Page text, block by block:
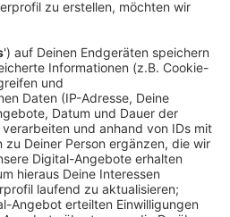
Usercentrics Consent
Festes stehen auf
TIERWESEN UND WO
Pro7), MISSION
PROTOKOLL (22.45, Pro7),